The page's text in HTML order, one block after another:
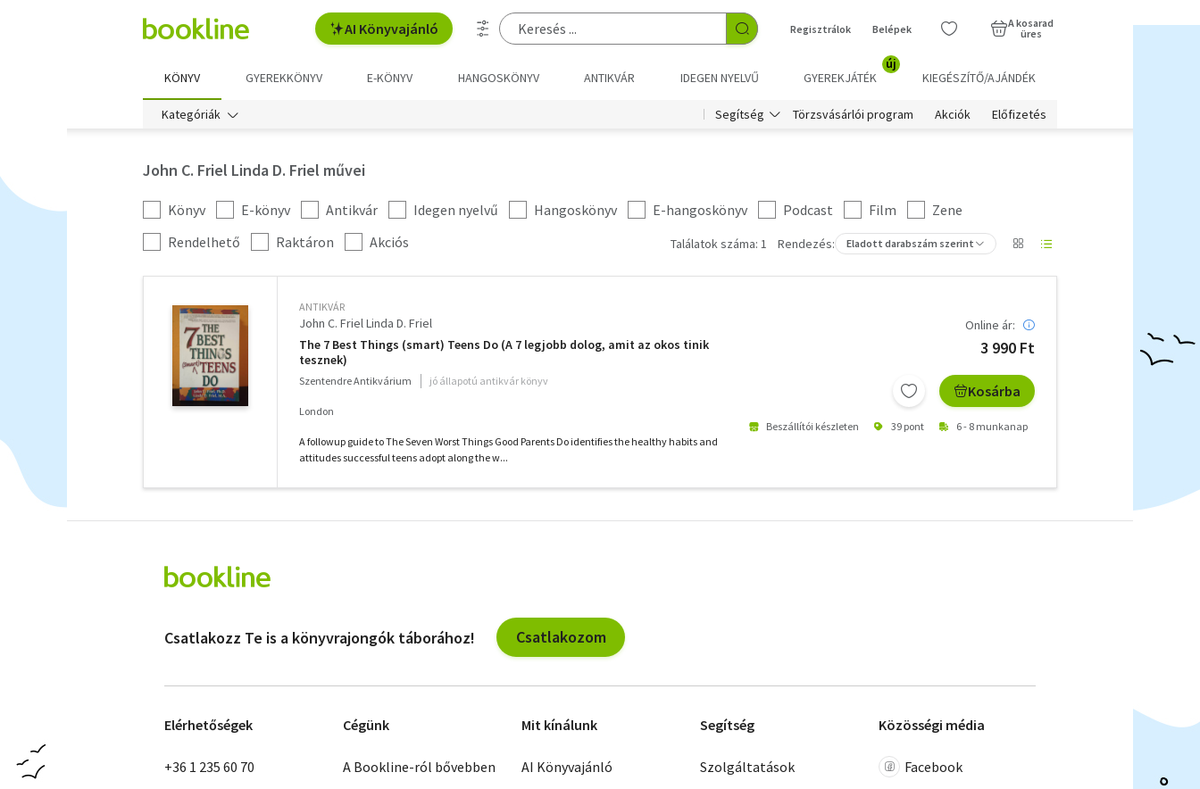
AI Könyvajánló Regisztrálok Belépek
A kosarad
üres
KÖNYV GYEREKKÖNYV E-KÖNYV HANGOSKÖNYV ANTIKVÁR IDEGEN NYELVŰ GYEREKJÁTÉK
új
KIEGÉSZÍTŐ/AJÁNDÉK
Kategóriák Segítség Törzsvásárlói program Akciók Előfizetés
John C. Friel Linda D. Friel művei
Kategória
szűrés
Könyv E-könyv Antikvár Idegen nyelvű Hangoskönyv E-hangoskönyv Podcast Film
Zene
További
szűrők
Rendelhető Raktáron Akciós Találatok száma: 1 Rendezés: Eladott darabszám szerint
ANTIKVÁR
John C. Friel Linda D. Friel
The 7 Best Things (smart) Teens Do (A 7 legjobb dolog, amit az okos tinik
tesznek)
Szentendre Antikvárium jó állapotú antikvár könyv
London
A followup guide to The Seven Worst Things Good Parents Do identifies the healthy habits and
attitudes successful teens adopt along the w...
Online ár:
3 990 Ft
Kosárba
Beszállítói készleten 39 pont 6 - 8 munkanap
szűrők
Csatlakozz Te is a könyvrajongók táborához! Csatlakozom
Elérhetőségek
+36 1 235 60 70
Cégünk
A Bookline-ról bővebben
Mit kínálunk
AI Könyvajánló
Segítség
Szolgáltatások
Közösségi média
Facebook